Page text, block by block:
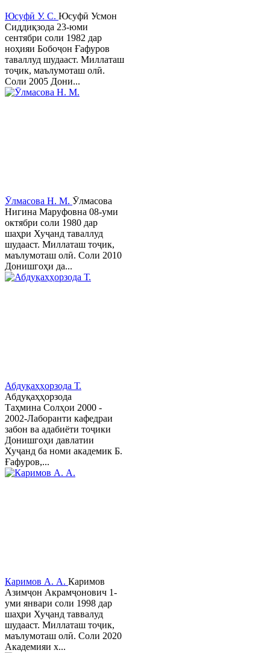
Юсуфӣ У. C. Юсуфӣ Усмон
Сиддиқзода 23-юми
сентябри соли 1982 дар
ноҳияи Бобоҷон Ғафуров
таваллуд шудааст. Миллаташ
тоҷик, маълумоташ олӣ.
Соли 2005 Дони...
Ӯлмасова Н. М. Ӯлмасова
Нигина Маруфовна 08-уми
октябри соли 1980 дар
шаҳри Хуҷанд таваллуд
шудааст. Миллаташ тоҷик,
маълумоташ олӣ. Соли 2010
Донишгоҳи да...
Абдуқаҳҳорзода Т.
Абдуқаҳҳорзода
Таҳмина Солҳои 2000 -
2002-Лаборанти кафедраи
забон ва адабиёти тоҷики
Донишгоҳи давлатии
Хуҷанд ба номи академик Б.
Ғафуров,...
Каримов А. А. Каримов
Азимҷон Акрамҷонович 1-
уми январи соли 1998 дар
шаҳри Хуҷанд таввалуд
шудааст. Миллаташ тоҷик,
маълумоташ олӣ. Соли 2020
Академияи х...